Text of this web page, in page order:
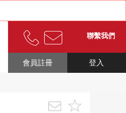
聯繫我們
登入
會員註冊